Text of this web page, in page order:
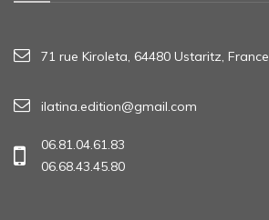
71 rue Kiroleta, 64480 Ustaritz, France
ilatina.edition@gmail.com
06.81.04.61.83
06.68.43.45.80